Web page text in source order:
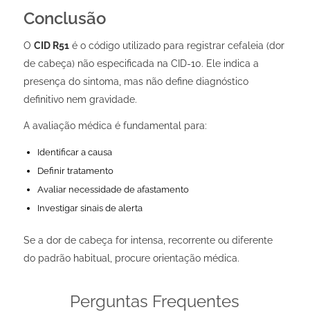
Conclusão
O CID R51é o código utilizado para registrar cefaleia (dor
de cabeça) não especificada na CID-10. Ele indica a
presença do sintoma, mas não define diagnóstico
definitivo nem gravidade.
A avaliação médica é fundamental para:
Identificar a causa
Definir tratamento
Avaliar necessidade de afastamento
Investigar sinais de alerta
Se a dor de cabeça for intensa, recorrente ou diferente
do padrão habitual, procure orientação médica.
Perguntas Frequentes